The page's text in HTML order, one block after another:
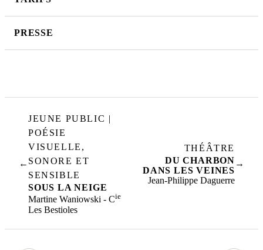
PRESSE
←
JEUNE PUBLIC |
POÉSIE
VISUELLE,
SONORE ET
SENSIBLE
SOUS LA NEIGE
Martine Waniowski - Cie
Les Bestioles
→
THÉÂTRE
DU CHARBON
DANS LES VEINES
Jean-Philippe Daguerre